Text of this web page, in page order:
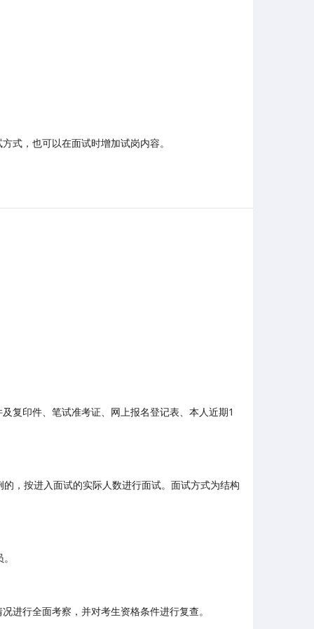
式，也可以在面试时增加试岗内容。
复印件、笔试准考证、网上报名登记表、本人近期1
，按进入面试的实际人数进行面试。面试方式为结构
进行全面考察，并对考生资格条件进行复查。